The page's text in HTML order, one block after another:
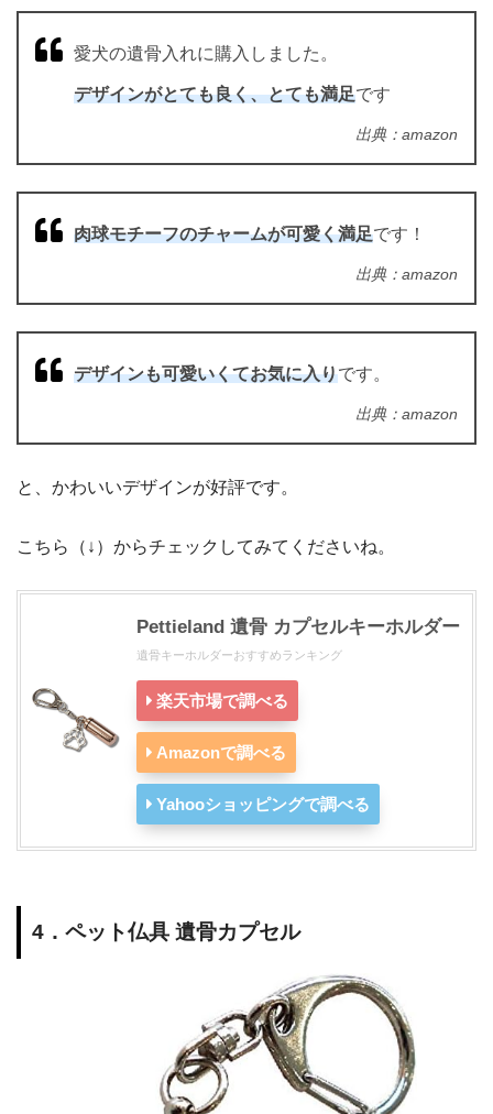
愛犬の遺骨入れに購入しました。
デザインがとても良く、とても満足です
出典：amazon
肉球モチーフのチャームが可愛く満足です！
出典：amazon
デザインも可愛いくてお気に入りです。
出典：amazon
と、かわいいデザインが好評です。
こちら（↓）からチェックしてみてくださいね。
Pettieland 遺骨 カプセルキーホルダー
遺骨キーホルダーおすすめランキング
楽天市場で調べる
Amazonで調べる
Yahooショッピングで調べる
4．ペット仏具 遺骨カプセル